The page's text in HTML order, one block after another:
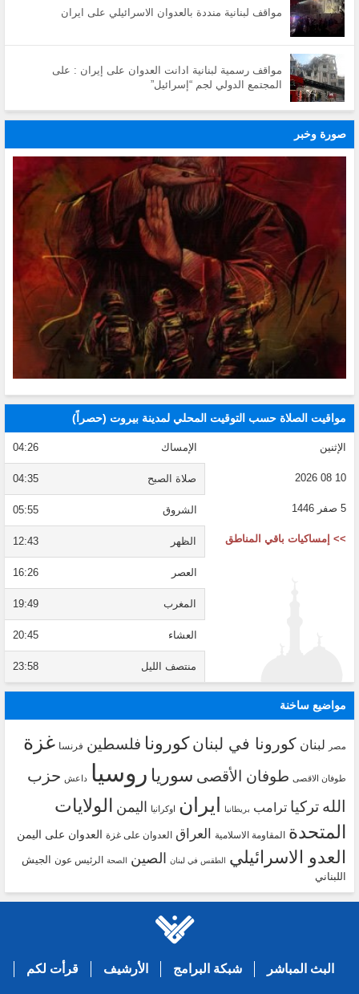
مواقف لبنانية منددة بالعدوان الاسرائيلي على ايران
مواقف رسمية لبنانية ادانت العدوان على إيران : على
المجتمع الدولي لجم “إسرائيل”
صورة وخبر
مواقيت الصلاة حسب التوقيت المحلي لمدينة بيروت (حصراً)
الإثنين
10 08 2026
5 صفر 1446
>> إمساكيات باقي المناطق
الإمساك 04:26
صلاة الصبح 04:35
الشروق 05:55
الظهر 12:43
العصر 16:26
المغرب 19:49
العشاء 20:45
منتصف الليل 23:58
مواضيع ساخنة
مصر لبنان كورونا في لبنانكورونا فلسطين فرنسا غزة
طوفان الاقصى طوفان الأقصى سوريا روسيا داعش حزب
الله تركيا ترامب بريطانيا ايران اوكرانيا اليمن الولايات
المتحدة
المقاومة الاسلامية العراق العدوان على غزة العدوان على اليمن
العدو الاسرائيلي الطقس في لبنان الصين الصحة الرئيس عون
الجيش
اللبناني
البث المباشر شبكة البرامج الأرشيف قرأت لكم